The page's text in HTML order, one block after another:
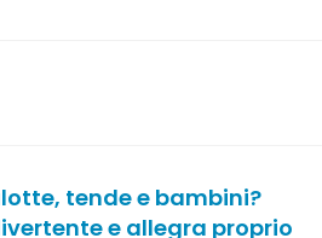
tende e bambini?
e allegra proprio